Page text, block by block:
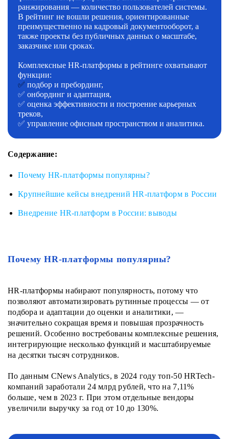
ранжирования — количество пользователей системы.
В рейтинг не вошли решения, ориентированные
преимущественно на кадровый документооборот, а
также проекты без публичных данных о масштабе,
заказчике или сроках.
Комплексные HR-платформы в рейтинге охватывают
функции:
✅ подбор и пребординг,
✅ онбординг и адаптация,
✅ оценка эффективности и построение карьерных
треков,
✅ управление офисным пространством и аналитика.
Содержание:
Почему HR-платформы популярны?
Крупнейшие кейсы внедрений HR-платформ в России
Внедрение HR-платформ в России: выводы
Почему HR-платформы популярны?
HR-платформы набирают популярность, потому что
позволяют автоматизировать рутинные процессы — от
подбора и адаптации до оценки и аналитики, —
значительно сокращая время и повышая прозрачность
решений. Особенно востребованы комплексные решения,
интегрирующие несколько функций и масштабируемые
на десятки тысяч сотрудников.
По данным CNews Analytics, в 2024 году топ-50 HRTech-
компаний заработали 24 млрд рублей, что на 7,11%
больше, чем в 2023 г. При этом отдельные вендоры
увеличили выручку за год от 10 до 130%.